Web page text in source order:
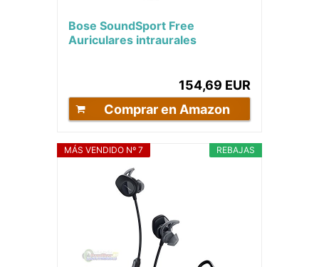
Bose SoundSport Free
Auriculares intraurales
154,69 EUR
Comprar en Amazon
REBAJAS
MÁS VENDIDO Nº 7